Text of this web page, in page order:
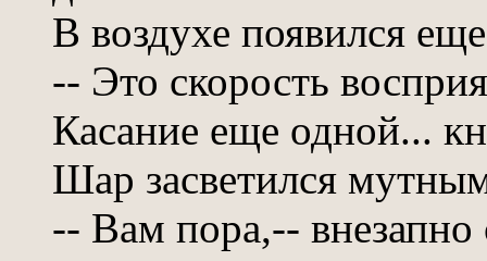
В воздухе появился
-- Это скорость
Касание еще одной...
Шар засветился
-- Вам пора,-- внезапно